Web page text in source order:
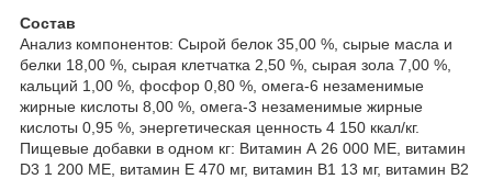
Состав
Анализ компонентов: Сырой белок 35,00 %, сырые масла и
белки 18,00 %, сырая клетчатка 2,50 %, сырая зола 7,00 %,
кальций 1,00 %, фосфор 0,80 %, омега-6 незаменимые
жирные кислоты 8,00 %, омега-3 незаменимые жирные
кислоты 0,95 %, энергетическая ценность 4 150 ккал/кг.
Пищевые добавки в одном кг: Витамин А 26 000 МЕ, витамин
D3 1 200 МЕ, витамин Е 470 мг, витамин B1 13 мг, витамин B2